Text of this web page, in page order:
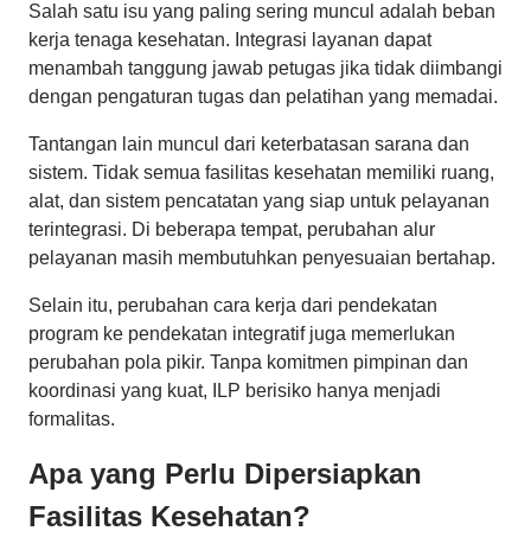
Salah satu isu yang paling sering muncul adalah beban
kerja tenaga kesehatan. Integrasi layanan dapat
menambah tanggung jawab petugas jika tidak diimbangi
dengan pengaturan tugas dan pelatihan yang memadai.
Tantangan lain muncul dari keterbatasan sarana dan
sistem. Tidak semua fasilitas kesehatan memiliki ruang,
alat, dan sistem pencatatan yang siap untuk pelayanan
terintegrasi. Di beberapa tempat, perubahan alur
pelayanan masih membutuhkan penyesuaian bertahap.
Selain itu, perubahan cara kerja dari pendekatan
program ke pendekatan integratif juga memerlukan
perubahan pola pikir. Tanpa komitmen pimpinan dan
koordinasi yang kuat, ILP berisiko hanya menjadi
formalitas.
Apa yang Perlu Dipersiapkan
Fasilitas Kesehatan?